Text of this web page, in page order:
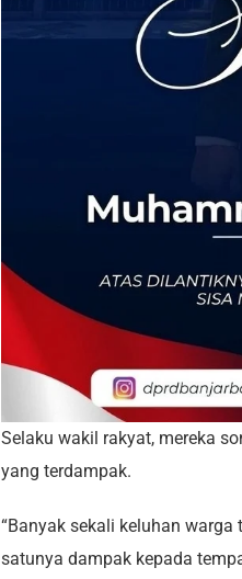
Selaku wakil rakyat, mereka
yang terdampak.
“Banyak sekali keluhan
satunya dampak kepada